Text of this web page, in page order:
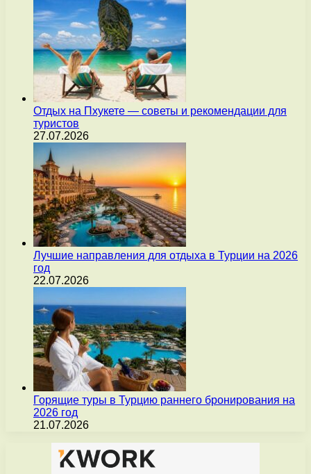
Отдых на Пхукете — советы и рекомендации для
туристов
27.07.2026
Лучшие направления для отдыха в Турции на 2026
год
22.07.2026
Горящие туры в Турцию раннего бронирования на
2026 год
21.07.2026